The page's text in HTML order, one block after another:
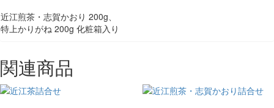
近江煎茶・志賀かおり 200g、
特上かりがね 200g 化粧箱入り
関連商品